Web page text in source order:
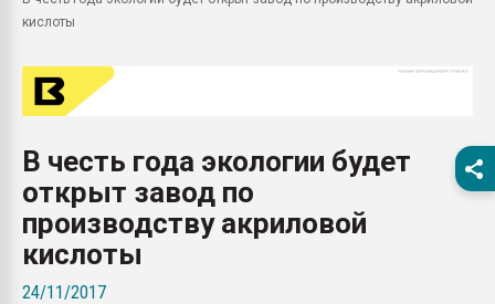
28.07.2026
ситуацией на
Всё, что касается
кислоты
В честь года экологии будет
открыт завод по
производству акриловой
кислоты
24/11/2017